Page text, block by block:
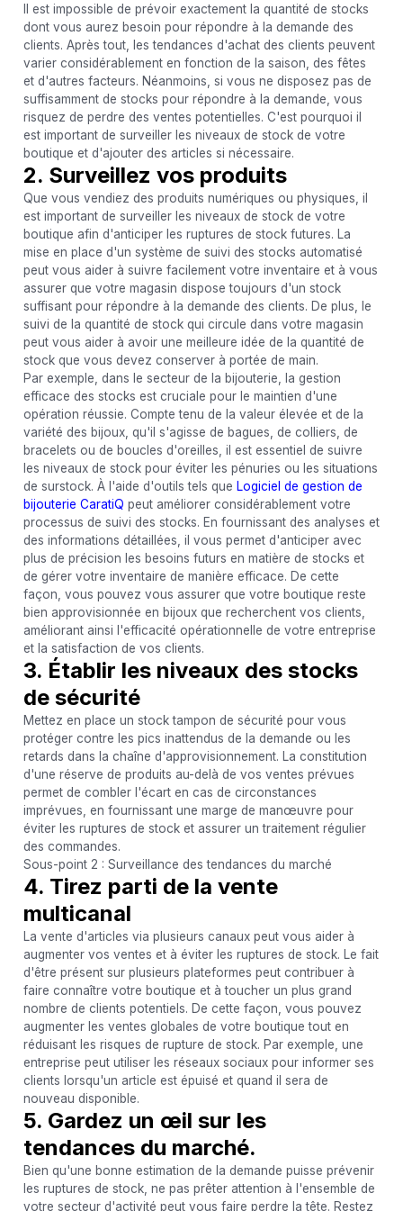
Il est impossible de prévoir exactement la quantité de stocks
dont vous aurez besoin pour répondre à la demande des
clients. Après tout, les tendances d'achat des clients peuvent
varier considérablement en fonction de la saison, des fêtes
et d'autres facteurs. Néanmoins, si vous ne disposez pas de
suffisamment de stocks pour répondre à la demande, vous
risquez de perdre des ventes potentielles. C'est pourquoi il
est important de surveiller les niveaux de stock de votre
boutique et d'ajouter des articles si nécessaire.
2. Surveillez vos produits
Que vous vendiez des produits numériques ou physiques, il
est important de surveiller les niveaux de stock de votre
boutique afin d'anticiper les ruptures de stock futures. La
mise en place d'un système de suivi des stocks automatisé
peut vous aider à suivre facilement votre inventaire et à vous
assurer que votre magasin dispose toujours d'un stock
suffisant pour répondre à la demande des clients. De plus, le
suivi de la quantité de stock qui circule dans votre magasin
peut vous aider à avoir une meilleure idée de la quantité de
stock que vous devez conserver à portée de main.
Par exemple, dans le secteur de la bijouterie, la gestion
efficace des stocks est cruciale pour le maintien d'une
opération réussie. Compte tenu de la valeur élevée et de la
variété des bijoux, qu'il s'agisse de bagues, de colliers, de
bracelets ou de boucles d'oreilles, il est essentiel de suivre
les niveaux de stock pour éviter les pénuries ou les situations
de surstock. À l'aide d'outils tels que Logiciel de gestion de
bijouterie CaratiQ peut améliorer considérablement votre
processus de suivi des stocks. En fournissant des analyses et
des informations détaillées, il vous permet d'anticiper avec
plus de précision les besoins futurs en matière de stocks et
de gérer votre inventaire de manière efficace. De cette
façon, vous pouvez vous assurer que votre boutique reste
bien approvisionnée en bijoux que recherchent vos clients,
améliorant ainsi l'efficacité opérationnelle de votre entreprise
et la satisfaction de vos clients.
3. Établir les niveaux des stocks
de sécurité
Mettez en place un stock tampon de sécurité pour vous
protéger contre les pics inattendus de la demande ou les
retards dans la chaîne d'approvisionnement. La constitution
d'une réserve de produits au-delà de vos ventes prévues
permet de combler l'écart en cas de circonstances
imprévues, en fournissant une marge de manœuvre pour
éviter les ruptures de stock et assurer un traitement régulier
des commandes.
Sous-point 2 : Surveillance des tendances du marché
4. Tirez parti de la vente
multicanal
La vente d'articles via plusieurs canaux peut vous aider à
augmenter vos ventes et à éviter les ruptures de stock. Le fait
d'être présent sur plusieurs plateformes peut contribuer à
faire connaître votre boutique et à toucher un plus grand
nombre de clients potentiels. De cette façon, vous pouvez
augmenter les ventes globales de votre boutique tout en
réduisant les risques de rupture de stock. Par exemple, une
entreprise peut utiliser les réseaux sociaux pour informer ses
clients lorsqu'un article est épuisé et quand il sera de
nouveau disponible.
5. Gardez un œil sur les
tendances du marché.
Bien qu'une bonne estimation de la demande puisse prévenir
les ruptures de stock, ne pas prêter attention à l'ensemble de
votre secteur d'activité peut vous faire perdre la tête. Restez